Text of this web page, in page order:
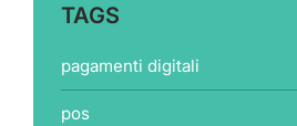
TAGS
pagamenti digitali
pos